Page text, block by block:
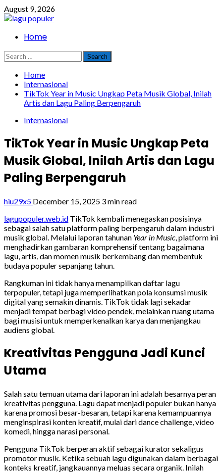
Skip
to
August 9, 2026
PrimaryHome
Search
for:
Home
Internasional
TikTok Year in Music Ungkap Peta Musik Global, Inilah
Artis dan Lagu Paling Berpengaruh
Internasional
TikTok Year in Music Ungkap Peta
Musik Global, Inilah Artis dan Lagu
Paling Berpengaruh
hiu29x5 December 15, 2025 3 min read
lagupopuler.web.id TikTok kembali menegaskan posisinya
sebagai salah satu platform paling berpengaruh dalam industri
musik global. Melalui laporan tahunan Year in Music, platform ini
menghadirkan gambaran komprehensif tentang bagaimana
lagu, artis, dan momen musik berkembang dan membentuk
budaya populer sepanjang tahun.
Rangkuman ini tidak hanya menampilkan daftar lagu
terpopuler, tetapi juga memperlihatkan pola konsumsi musik
digital yang semakin dinamis. TikTok tidak lagi sekadar
menjadi tempat berbagi video pendek, melainkan ruang utama
bagi musisi untuk memperkenalkan karya dan menjangkau
audiens global.
Kreativitas Pengguna Jadi Kunci
Utama
Salah satu temuan utama dari laporan ini adalah besarnya peran
kreativitas pengguna. Lagu dapat menjadi populer bukan hanya
karena promosi besar-besaran, tetapi karena kemampuannya
menginspirasi konten kreatif, mulai dari dance challenge, video
komedi, hingga narasi personal.
Pengguna TikTok berperan aktif sebagai kurator sekaligus
promotor musik. Ketika sebuah lagu digunakan dalam berbagai
konteks kreatif, jangkauannya meluas secara organik. Inilah